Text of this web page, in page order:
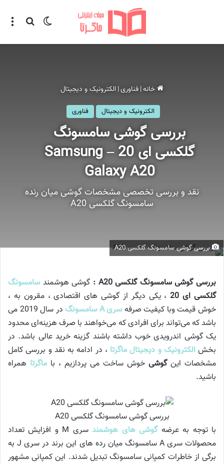
تغییر پوسته
خانه|فناوری|الکترونیک و دیجیتال
الکترونیک و دیجیتال فناوری
بررسی گوشی سامسونگ
گلکسی ای 20 – Samsung
Galaxy A20
نقد و بررسی تخصصی مشخصات گوشی میان رنده
سامسونگ گلکسی A20
بررسی گوشی سامسونگ گلکسی A20
بررسی گوشی سامسونگ گلکسی A20 : گوشی هوشمند سامسونگ
گلکسی ای 20
، یکی دیگر از گوشی های اقتصادی ، مقرون به ،
خوش قیمت وبا کیفیت صرفه سری A سامسونگ
در سال 2019 می
باشد که می‌تواند برای افرادی که می‌خواهند با صرف هزینه‌ای محدود
یک گوشی اندرویدی خوب داشته باشند گزینه خرید عالی باشد. در
بخش الکترونیک و دیجیتال ماگرتا ، در ادامه به نقد و بررسی کامل
مشخصات اینگوشی خوش ساخت می پردازیم ، با ماگرتا همراه
باشید.
بررسی گوشی سامسونگ گلکسی A20
با توجه به عرضهگوشی های هوشمند
سری M و افزایش تعداد
محصولات سری A سامسونگ میان رده های این برند در سری J به
برگی از خاطرات کمپانی سامسونگ تبدیل شدند. این کمپانی مشهور